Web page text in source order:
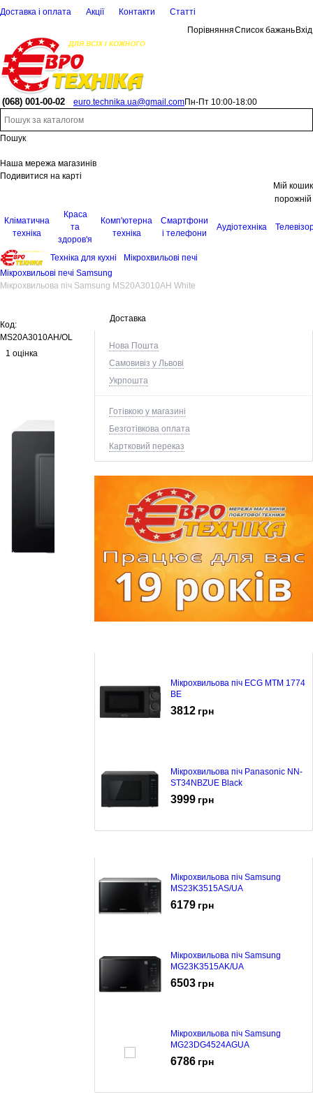
Доставка і оплата Акції Контакти
Статті
ПорівнянняСписок бажань Вхід
(068) 001-00-02 euro.technika.ua@gmail.comПн-Пт 10:00-18:00
Пошук
Наша мережа магазинів
Подивитися на карті
Мій кошик
порожній
Кліматична
техніка
Краса
та
здоров'я
Комп'ютерна
техніка
Смартфони
і телефони
Аудіотехніка
Техніка для кухні
Мікрохвильові печі
Мікрохвильові печі Samsung
Мікрохвильова піч Samsung MS20A3010AH White
Доставка
Нова Пошта
Самовивіз у Львові
Укрпошта
Готівкою у магазині
Безготівкова оплата
Картковий переказ
Мікрохвильова піч ECG MTM 1774
BE
3812 грн
Мікрохвильова піч Panasonic NN-
ST34NBZUE Black
3999 грн
Мікрохвильова піч Samsung
MS23K3515AS/UA
6179 грн
Мікрохвильова піч Samsung
MG23K3515AK/UA
6503 грн
Мікрохвильова піч Samsung
MG23DG4524AGUA
6786 грн
Код:
MS20A3010AH/OL
1 оцінка